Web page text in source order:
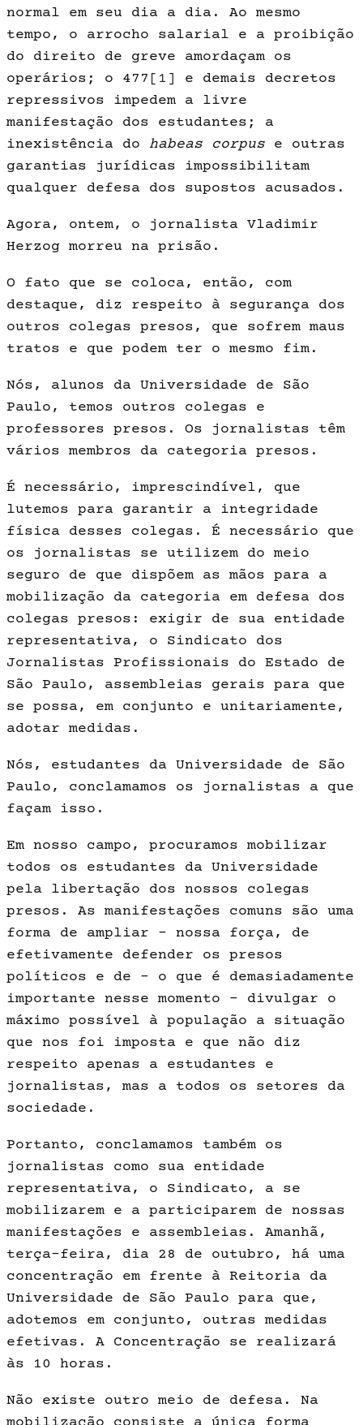
normal em seu dia a dia. Ao mesmo
tempo, o arrocho salarial e a proibição
do direito de greve amordaçam os
operários; o 477 [1]
e demais decretos
repressivos impedem a livre
manifestação dos estudantes; a
inexistência do habeas corpus e outras
garantias jurídicas impossibilitam
qualquer defesa dos supostos acusados.
Agora, ontem, o jornalista Vladimir
Herzog morreu na prisão.
O fato que se coloca, então, com
destaque, diz respeito à segurança dos
outros colegas presos, que sofrem maus
tratos e que podem ter o mesmo fim.
Nós, alunos da Universidade de São
Paulo, temos outros colegas e
professores presos. Os jornalistas têm
vários membros da categoria presos.
É necessário, imprescindível, que
lutemos para garantir a integridade
física desses colegas. É necessário que
os jornalistas se utilizem do meio
seguro de que dispõem as mãos para a
mobilização da categoria em defesa dos
colegas presos: exigir de sua entidade
representativa, o Sindicato dos
Jornalistas Profissionais do Estado de
São Paulo, assembleias gerais para que
se possa, em conjunto e unitariamente,
adotar medidas.
Nós, estudantes da Universidade de São
Paulo, conclamamos os jornalistas a que
façam isso.
Em nosso campo, procuramos mobilizar
todos os estudantes da Universidade
pela libertação dos nossos colegas
presos. As manifestações comuns são uma
forma de ampliar – nossa força, de
efetivamente defender os presos
políticos e de – o que é demasiadamente
importante nesse momento – divulgar o
máximo possível à população a situação
que nos foi imposta e que não diz
respeito apenas a estudantes e
jornalistas, mas a todos os setores da
sociedade.
Portanto, conclamamos também os
jornalistas como sua entidade
representativa, o Sindicato, a se
mobilizarem e a participarem de nossas
manifestações e assembleias. Amanhã,
terça-feira, dia 28 de outubro, há uma
concentração em frente à Reitoria da
Universidade de São Paulo para que,
adotemos em conjunto, outras medidas
efetivas. A Concentração se realizará
às 10 horas.
Não existe outro meio de defesa. Na